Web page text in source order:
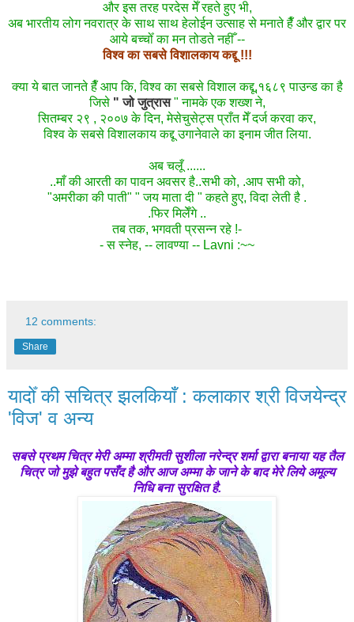
और इस तरह परदेस मेँ रहते हुए भी,
अब भारतीय लोग नवरात्र के साथ साथ हेलोईन उत्साह से मनाते हैँ और द्वार पर
आये बच्चोँ का मन तोडते नहीँ --
विश्व का सबसे विशालकाय कद्दू !!!
क्या ये बातजानते हैँआप कि, विश्व का सबसे विशाल कद्दू,१६८९ पाउन्ड का है
जिसे " जो जुत्रास" नामके एक शख्श ने,
सितम्बर २९ , २००७ के दिन, मेसेचुसेट्स प्राँत मेँ दर्ज करवा कर,
विश्व के सबसे विशालकाय कद्दू उगानेवाले का इनाम जीत लिया.
अब चलूँ ......
..माँ की आरती का पावन अवसर है..सभी को, .आप सभी को,
"अमरीका की पाती" " जय माता दी " कहते हुए, विदा लेती है .
.फिर मिलेँगे ..
तब तक, भगवती प्रसन्न रहे !-
- स स्नेह, -- लावण्या -- Lavni :~~
12 comments:
Share
यादोँ की सचित्र झलकियाँ : कलाकार श्री विजयेन्द्र
'विज' व अन्य
सबसे प्रथम चित्र मेरी अम्मा श्रीमती सुशीला नरेन्द्र शर्मा द्वारा बनाया यह तैल
चित्र जो मुझे बहुत पसँद है और आज अम्मा के जाने के बाद मेरे लिये अमूल्य
निधि बना सुरक्षित है.